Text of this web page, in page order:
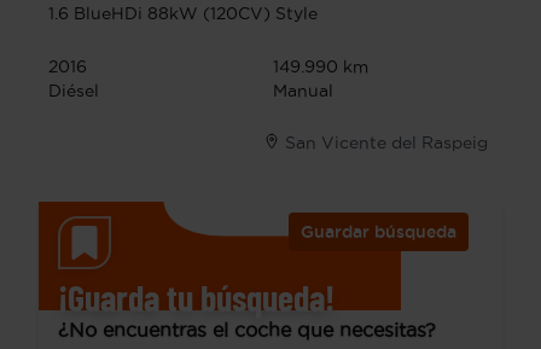
1.6 BlueHDi 88kW (120CV) Style
2016
149.990 km
Diésel
Manual
San Vicente del Raspeig
Guardar búsqueda
¡Guarda tu búsqueda!
¿No encuentras el coche que necesitas?